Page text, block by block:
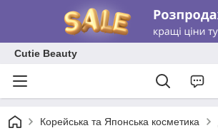
Cutie Beauty
Корейська та Японська косметика